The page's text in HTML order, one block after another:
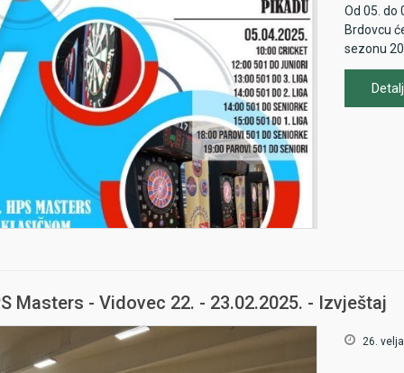
mjesta:
3
Od 05. do
Brdovcu
sezonu
Masters - Vidovec 22. - 23.02.2025. - Izvještaj
26.